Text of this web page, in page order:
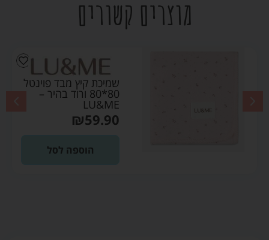
מוצרים קשורים
שמיכת קיץ מבד פוינטל
80*80 ורוד בהיר –
LU&ME
₪59.90
הוספה לסל